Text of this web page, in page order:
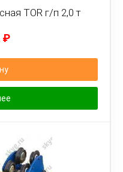
TOR г/п 2,0 т
₽